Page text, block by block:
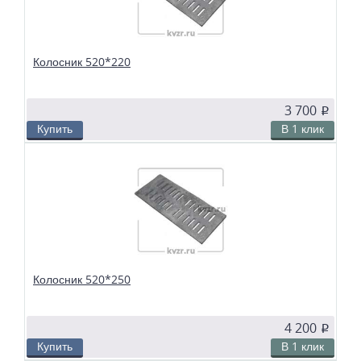
Колосник 520*220
3 700 p
Купить В 1 клик
Колосники чугунные 520*220 применяются в слоевых топках
твердотопливных водогрейных и паровых котлов. Чтобы поддерживать в
топке устойчивый слой горящего топлива, дров, угля или брикетов, из
колосников собираются колосниковые решетки.
Колосник 520*250
4 200 p
Купить В 1 клик